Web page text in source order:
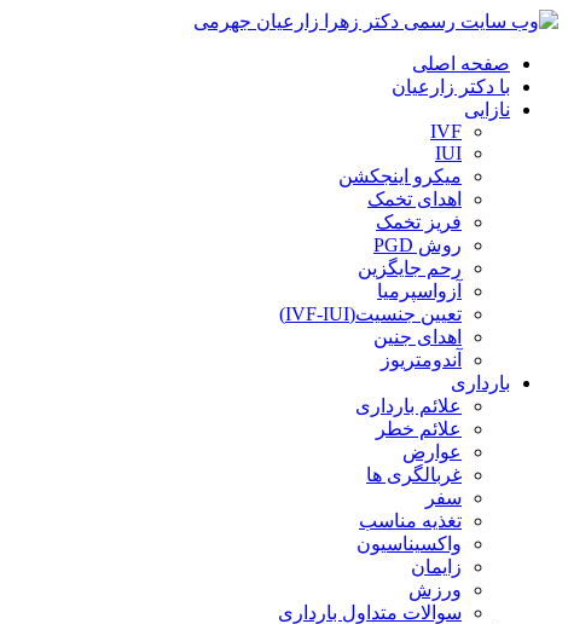
صفحه اصلی
با دکتر زارعیان
نازایی
IVF
IUI
میکرو اینجکشن
اهدای تخمک
فریز تخمک
روش PGD
رحم جایگزین
آزواسپرمیا
تعیین جنسیت(IVF-IUI)
اهدای جنین
آندومتریوز
بارداری
علائم بارداری
علائم خطر
عوارض
غربالگری ها
سفر
تغذیه مناسب
واکسیناسیون
زایمان
ورزش
سوالات متداول بارداری